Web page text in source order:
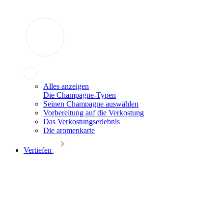
Alles anzeigen
Die Champagne-Typen
Seinen Champagne auswählen
Vorbereitung auf die Verkostung
Das Verkostungserlebnis
Die aromenkarte
Vertiefen